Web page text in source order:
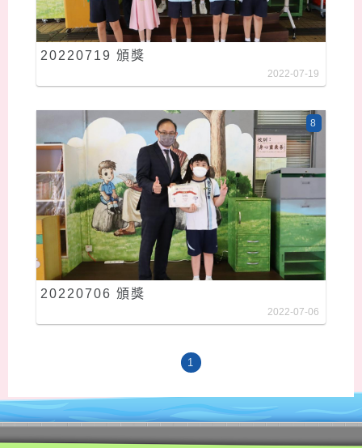
20220719 頒獎
2022-07-19
20220706 頒獎
8
2022-07-06
1